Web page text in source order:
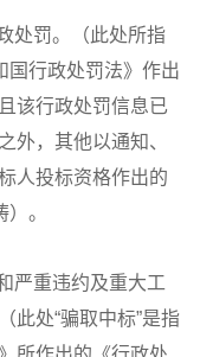
处罚。（此处所指
国行政处罚法》作出
该行政处罚信息已
外，其他以通知、
人投标资格作出的
。
严重违约及重大工
此处“骗取中标”是指